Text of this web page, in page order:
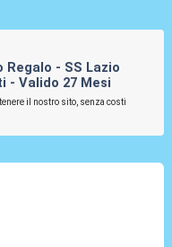
- SS Lazio
- Valido 27 Mesi
il nostro sito, senza costi